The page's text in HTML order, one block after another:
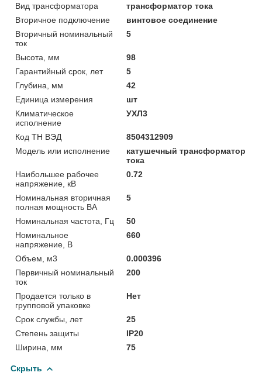
Вид трансформатора
трансформатор тока
Вторичное подключение
винтовое соединение
Вторичный номинальный
ток
5
Высота, мм
98
Гарантийный срок, лет
5
Глубина, мм
42
Единица измерения
шт
Климатическое
исполнение
УХЛ3
Код ТН ВЭД
8504312909
Модель или исполнение
катушечный трансформатор
тока
Наибольшее рабочее
напряжение, кВ
0.72
Номинальная вторичная
полная мощность ВА
5
Номинальная частота, Гц
50
Номинальное
напряжение, В
660
Объем, м3
0.000396
Первичный номинальный
ток
200
Продается только в
групповой упаковке
Нет
Срок службы, лет
25
Степень защиты
IP20
Ширина, мм
75
Скрыть